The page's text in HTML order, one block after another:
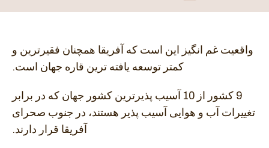
واقعیت غم انگیز این است که آفریقا همچنان فقیرترین و
کمتر توسعه یافته ترین قاره جهان است.
9 کشور از 10 آسیب پذیرترین کشور جهان که در برابر
تغییرات آب و هوایی آسیب پذیر هستند، در جنوب صحرای
آفریقا قرار دارند.